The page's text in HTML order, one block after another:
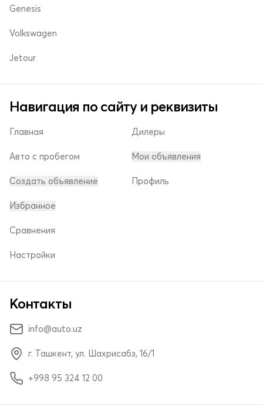
Genesis
Volkswagen
Jetour
Навигация по сайту и реквизиты
Главная
Авто с пробегом
Создать объявление
Дилеры
Мои объявления
Профиль
Избранное
Сравнения
Настройки
Контакты
info@auto.uz
г. Ташкент, ул. Шахрисабз, 16/1
+998 95 324 12 00